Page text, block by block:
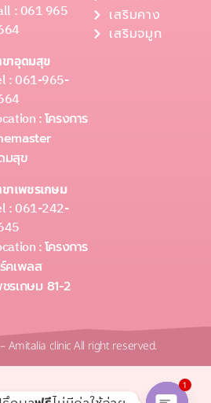
: 061 965
าอุดมสุข
: 061-965-
:โครงการ
มสุข
าเพชรเกษม
: 061-242-
:โครงการ
ร์คเพลส
ชรเกษม 81-2
เสริมคาง
เสริมจมูก
Amitalia clinic All right reserved.
1